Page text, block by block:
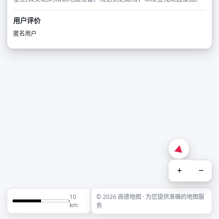
用户评价
匿名用户
+ −
10
km
© 2026 高德地图 · 为您提供准确的地图服
务